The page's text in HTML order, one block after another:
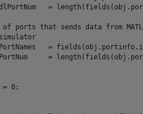
=
of ports that sends data from
=
=